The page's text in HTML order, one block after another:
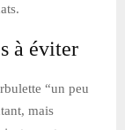
à éviter
“un peu
mais